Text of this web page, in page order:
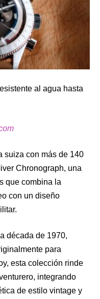
al agua hasta
suiza con más de 140
Chronograph, una
que combina la
con un diseño
década de 1970,
para
esta colección rinde
integrando
de estilo vintage y